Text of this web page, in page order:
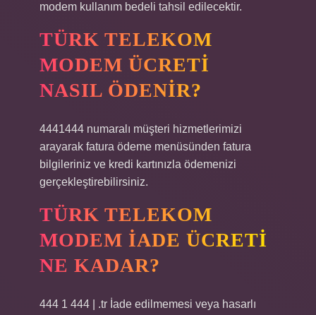
modem kullanım bedeli tahsil edilecektir.
TÜRK TELEKOM
MODEM ÜCRETI
NASIL ÖDENIR?
4441444 numaralı müşteri hizmetlerimizi
arayarak fatura ödeme menüsünden fatura
bilgileriniz ve kredi kartınızla ödemenizi
gerçekleştirebilirsiniz.
TÜRK TELEKOM
MODEM IADE ÜCRETI
NE KADAR?
444 1 444 | .tr İade edilmemesi veya hasarlı